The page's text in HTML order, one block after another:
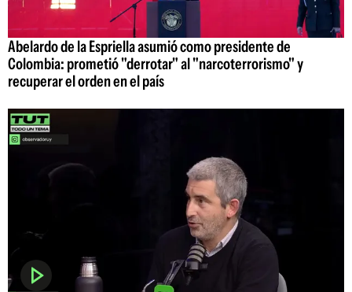
Abelardo de la Espriella asumió como presidente de
Colombia: prometió "derrotar" al "narcoterrorismo" y
recuperar el orden en el país